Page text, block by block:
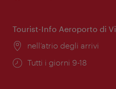
Tourist-Info Aeroporto di
Posizione:
nell’atrio degli arrivi
Orari
Tutti i giorni 9-18